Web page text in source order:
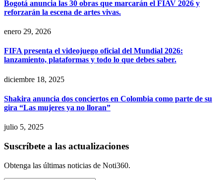
Bogotá anuncia las 30 obras que marcarán el FIAV 2026 y
reforzarán la escena de artes vivas.
enero 29, 2026
FIFA presenta el videojuego oficial del Mundial 2026:
lanzamiento, plataformas y todo lo que debes saber.
diciembre 18, 2025
Shakira anuncia dos conciertos en Colombia como parte de su
gira “Las mujeres ya no lloran”
julio 5, 2025
Suscríbete a las actualizaciones
Obtenga las últimas noticias de Noti360.